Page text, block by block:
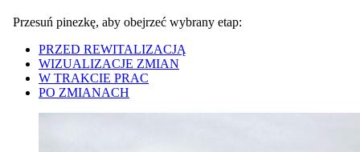
Przesuń pinezkę, aby obejrzeć wybrany etap:
PRZED REWITALIZACJĄ
WIZUALIZACJE ZMIAN
W TRAKCIE PRAC
PO ZMIANACH